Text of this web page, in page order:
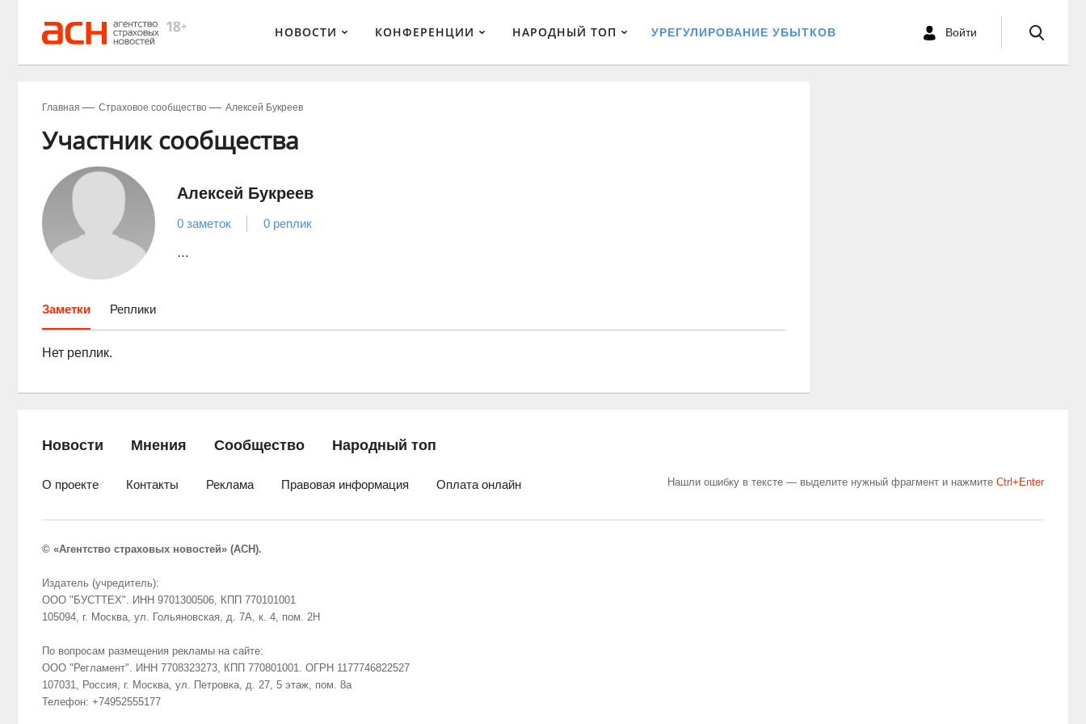
НОВОСТИ КОНФЕРЕНЦИИ НАРОДНЫЙ ТОП УРЕГУЛИРОВАНИЕ УБЫТКОВ Войти
Главная Страховое сообщество Алексей Букреев
Участник сообщества
Алексей Букреев
0 заметок 0 реплик
…
Заметки Реплики
Нет реплик.
Новости Мнения Сообщество Народный топ
О проекте Контакты Реклама Правовая информация Оплата онлайн Нашли ошибку в тексте — выделите нужный фрагмент и нажмите Сtrl+Enter
© «Агентство страховых новостей» (АСН).
Издатель (учредитель):
ООО "БУСТТЕХ". ИНН 9701300506, КПП 770101001
105094, г. Москва, ул. Гольяновская, д. 7А, к. 4, пом. 2Н
По вопросам размещения рекламы на сайте:
ООО "Регламент". ИНН 7708323273, КПП 770801001. ОГРН 1177746822527
107031, Россия, г. Москва, ул. Петровка, д. 27, 5 этаж, пом. 8а
Телефон: +74952555177